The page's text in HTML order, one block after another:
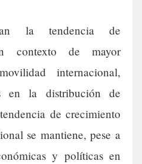
la tendencia de
contexto de mayor
internacional,
en la distribución de
de crecimiento
se mantiene, pese a
y políticas en